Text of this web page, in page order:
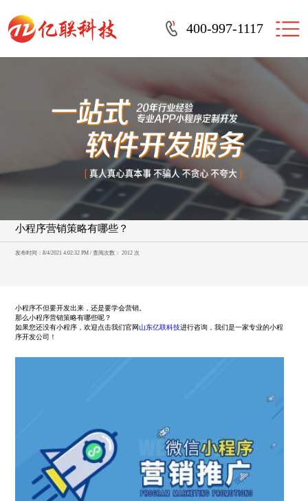
400-997-1117
小程序营销策略有哪些？
发布时间：8/4/2021 4:02:32 PM / 查阅次数： 2012 次
小程序不但要开发出来，还是要学会营销。
那么小程序营销策略有哪些呢？
如果您还没有小程序，欢迎点击我们官网山东亿联科技进行咨询，我们是一家专业的小程
序开发公司！